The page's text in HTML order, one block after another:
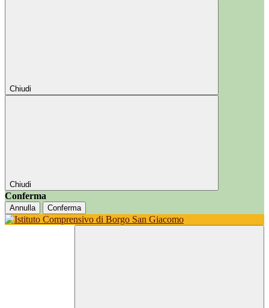
Chiudi
Chiudi
Conferma
Annulla Conferma